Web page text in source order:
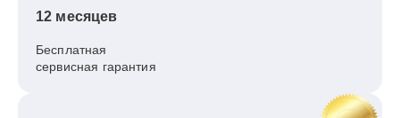
12 месяцев
Бесплатная
сервисная гарантия